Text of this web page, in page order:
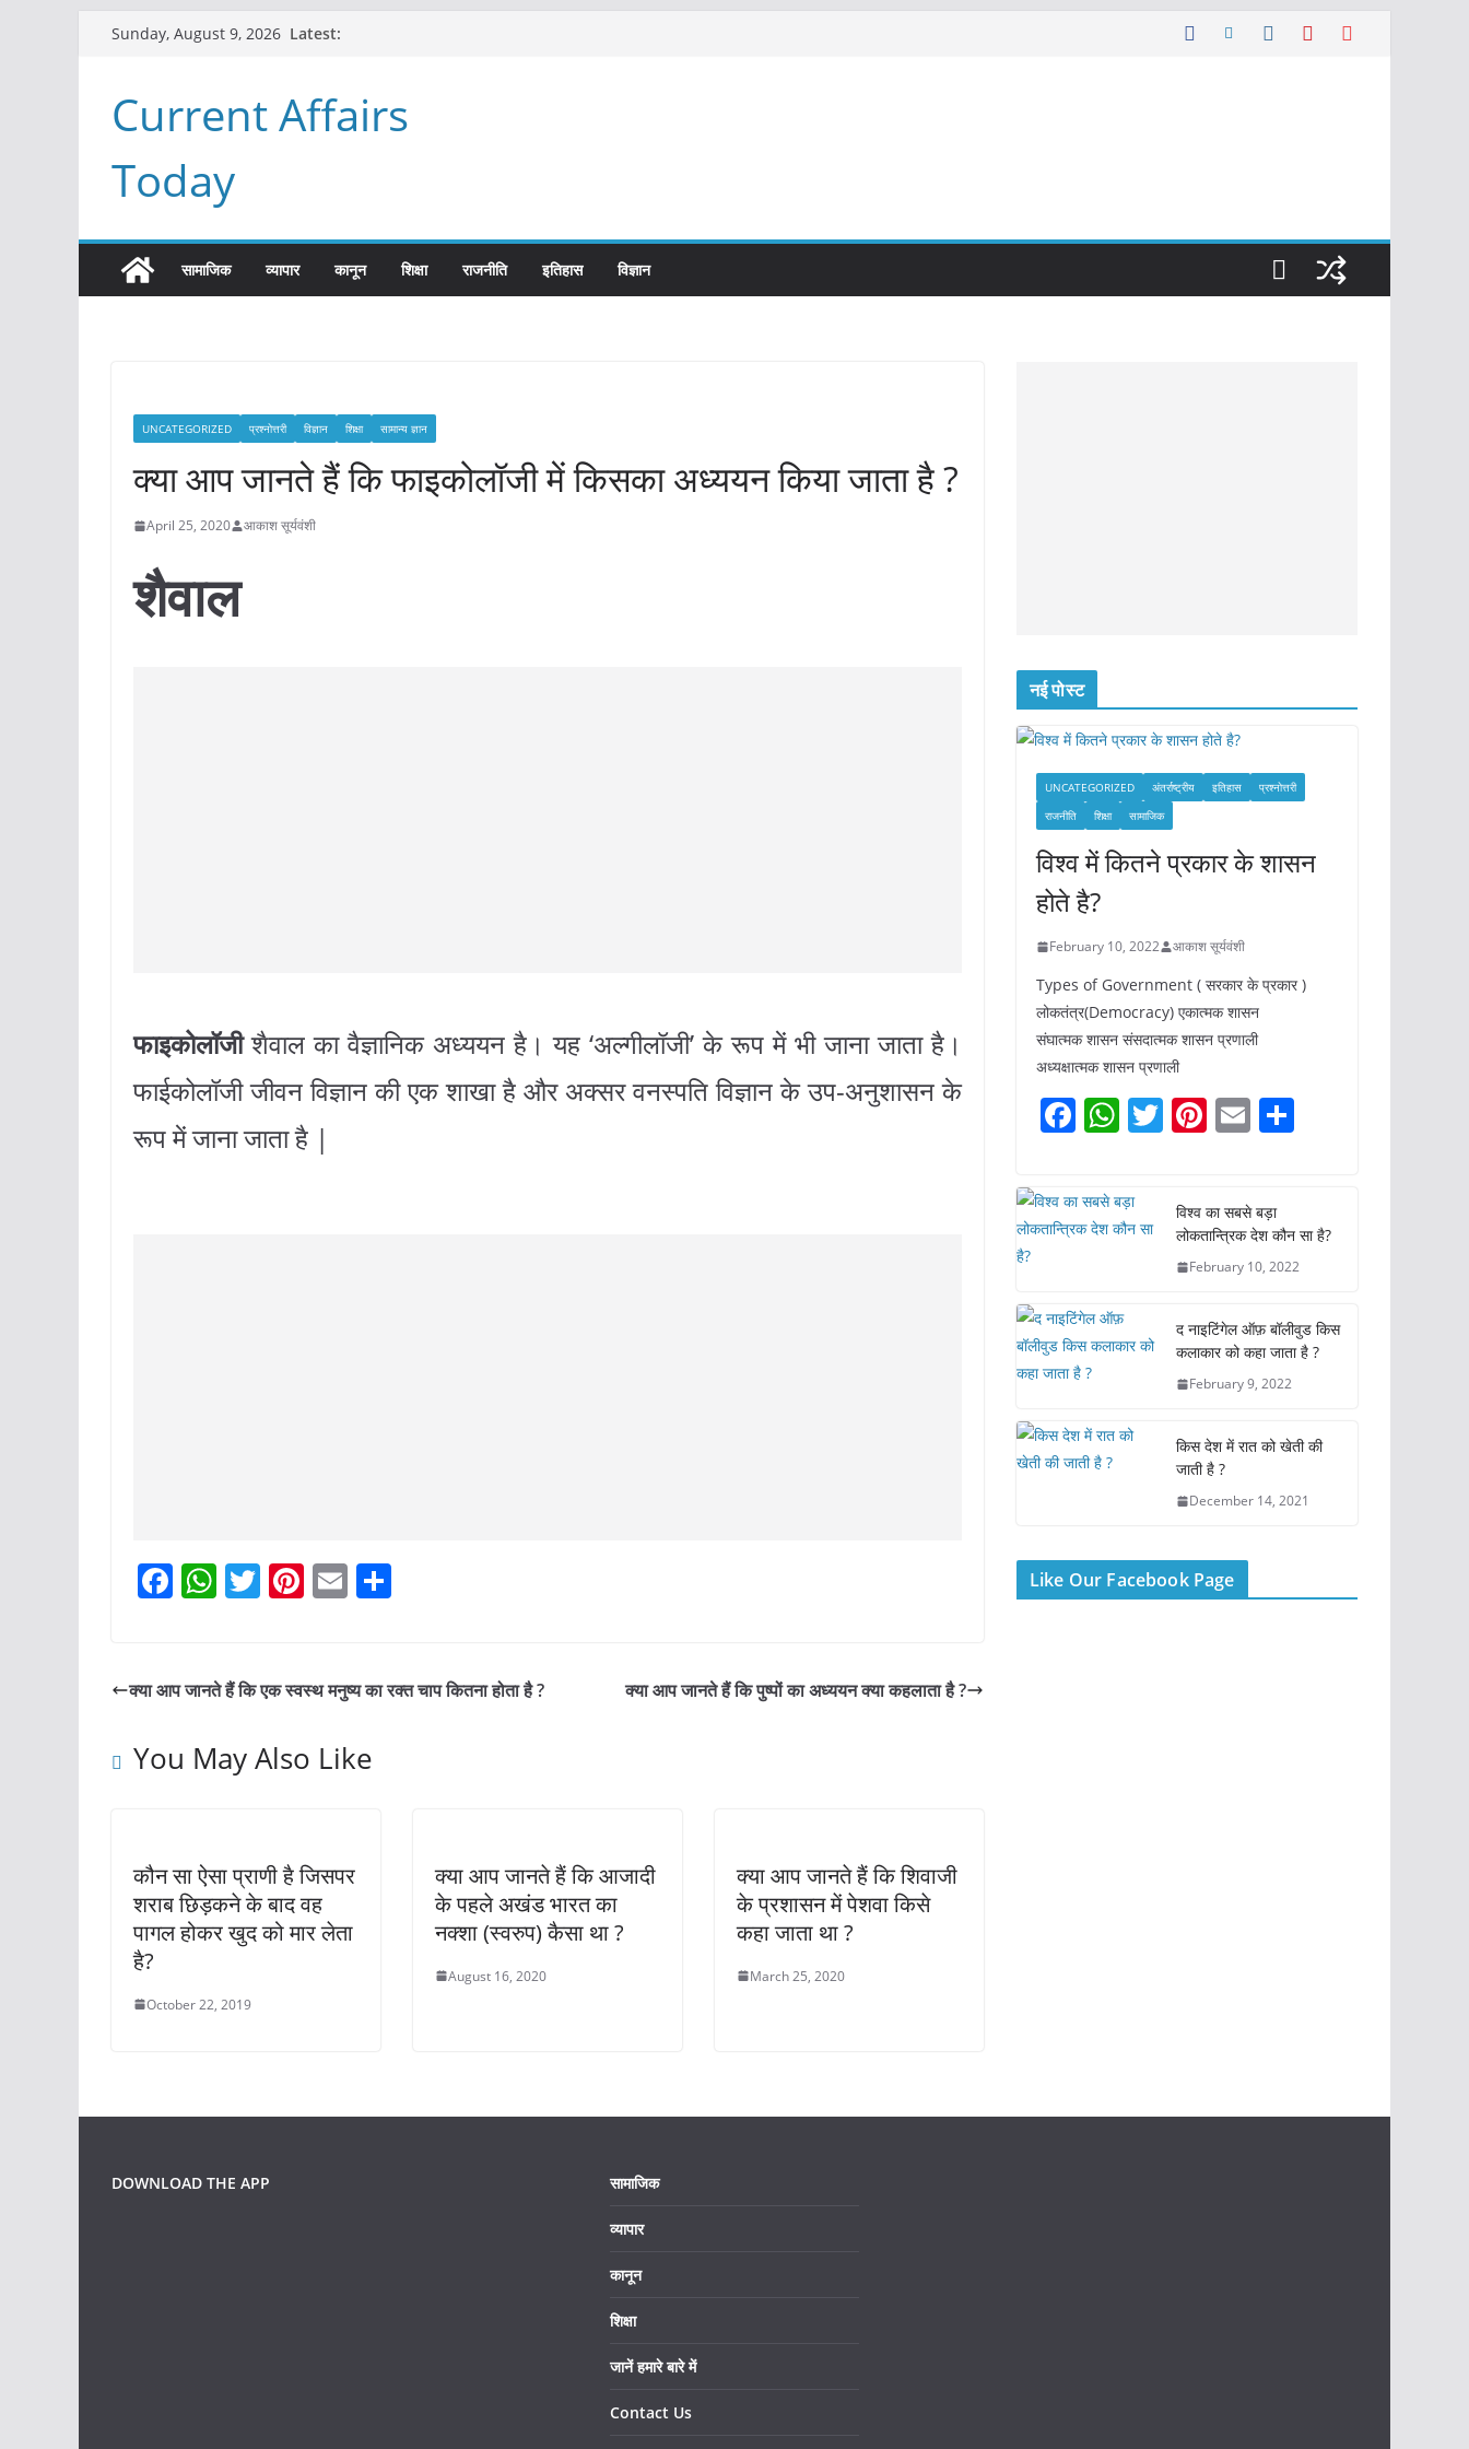
Sunday, August 9, 2026 Latest:
Current Affairs
Today
सामाजिक व्यापार कानून शिक्षा राजनीति इतिहास विज्ञान
UNCATEGORIZED प्रश्नोत्तरी विज्ञान शिक्षा सामान्य ज्ञान
क्या आप जानते हैं कि फाइकोलॉजी में किसका अध्ययन किया जाता है ?
April 25, 2020 आकाश सूर्यवंशी
शैवाल
फाइकोलॉजीशैवाल का वैज्ञानिक अध्ययन है। यह ‘अल्गीलॉजी’ के रूप में भी जाना जाता है।
फाईकोलॉजी जीवन विज्ञान की एक शाखा है और अक्सर वनस्पति विज्ञान के उप-अनुशासन के
रूप में जाना जाता है |
F
e
o
W
s
p
p
T
er
Pi
e
E
l e
क्या आप जानते हैं कि एक स्वस्थ मनुष्य का रक्त चाप कितना होता है ? क्या आप जानते हैं कि पुष्पों का अध्ययन क्या कहलाता है ?
You May Also Like
कौन सा ऐसा प्राणी है जिसपर
शराब छिड़कने के बाद वह
पागल होकर खुद को मार लेता
है?
October 22, 2019
क्या आप जानते हैं कि आजादी
के पहले अखंड भारत का
नक्शा (स्वरुप) कैसा था ?
August 16, 2020
क्या आप जानते हैं कि शिवाजी
के प्रशासन में पेशवा किसे
कहा जाता था ?
March 25, 2020
नई पोस्ट
UNCATEGORIZED अंतर्राष्ट्रीय इतिहास
प्रश्नोत्तरी
राजनीति
शिक्षा सामाजिक
विश्व में कितने प्रकार के शासन
होते है?
February 10, 2022 आकाश सूर्यवंशी
Types of Government ( सरकार के प्रकार )
लोकतंत्र(Democracy) एकात्मक शासन
संघात्मक शासन संसदात्मक शासन प्रणाली
अध्यक्षात्मक शासन प्रणाली
F
c
e
o
k
W
at
s
p
T
er
Pi
e
st
E
l e
विश्व का सबसे बड़ा
लोकतान्त्रिक देश कौन सा है?
February 10, 2022
द नाइटिंगेल ऑफ़ बॉलीवुड किस
कलाकार को कहा जाता है ?
February 9, 2022
किस देश में रात को खेती की
जाती है ?
December 14, 2021
Like Our Facebook Page
DOWNLOAD THE APP सामाजिक
व्यापार
कानून
शिक्षा
जानें हमारे बारे में
Contact Us